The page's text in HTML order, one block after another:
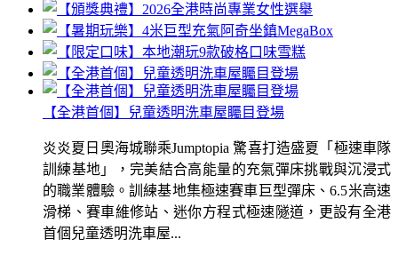
【全港首個】兒童透明洗車屋矚目登場
炎炎夏日奧海城聯乘Jumptopia 驚喜打造盛夏「極速車隊
訓練基地」，完美結合高能量的充氣彈床挑戰與沉浸式
的職業體驗。訓練基地集極速賽車巨型彈床、6.5米高速
滑梯、賽車維修站、迷你方程式極速隧道，更設有全港
首個兒童透明洗車屋...